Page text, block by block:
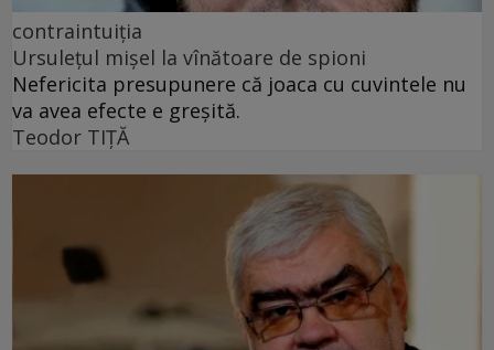
contraintuiția
Ursulețul mișel la vînătoare de spioni
Nefericita presupunere că joaca cu cuvintele nu
va avea efecte e greșită.
Teodor TIŢĂ